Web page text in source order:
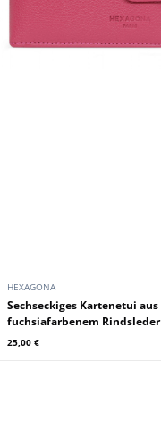
HEXAGONA
Sechseckiges Kartenetui aus
fuchsiafarbenem Rindsleder
25,00 €